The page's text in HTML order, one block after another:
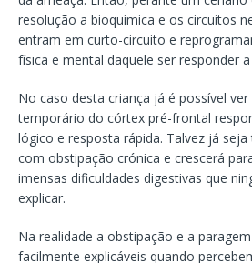
resolução a bioquímica e os circuitos
entram em curto-circuito e
física e mental daquele ser responder
No caso desta criança já é possível
temporário do córtex pré-frontal
lógico e resposta rápida. Talvez já
com obstipação crónica e crescerá
imensas dificuldades digestivas que
explicar.
Na realidade a obstipação e a
facilmente explicáveis quando